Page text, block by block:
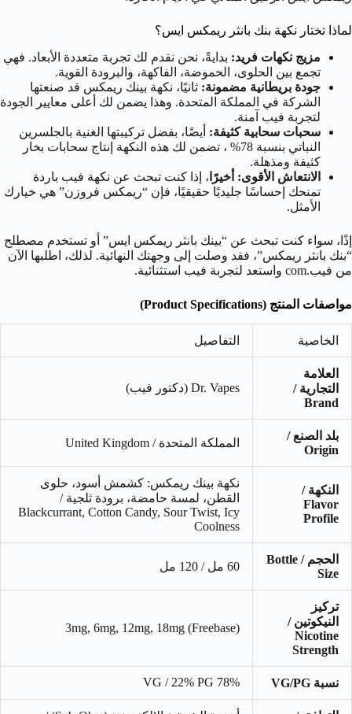
لماذا تختار نكهة بنك بانثر ريمكس ايس؟
مزيج نكهات فريد: بدايةً، نحن نقدم لك تجربة متعددة الأبعاد. فهي
تجمع بين الحلوى، الحموضة، الفاكهة، والبرودة القوية.
جودة بريطانية مضمونة: ثانيًا، نكهة بينك ريمكس قد صنعتها
الشركة في المملكة المتحدة. وهذا يضمن لك أعلى معايير الجودة
لتجربة فيب آمنة.
سحبات سحابية كثيفة: أيضًا، بفضل تركيبتها الغنية بالجلسرين
النباتي بنسبة 78%
، تضمن لك هذه النكهة إنتاج سحابات بخار
كثيفة ومذهلة.
الانتعاش الأقوى: أخيرًا ، إذا كنت تبحث عن نكهة فيب باردة
تمنحك إحساسًا جليديًا حقيقيًا، فإن “ريمكس فروزن” هي خيارك
الأمثل.
إذًا، سواء كنت تبحث عن “بينك بانثر ريمكس ايس” أو تستخدم مصطلح
“بنك بانثر ريمكس”، فقد وصلت إلى وجهتك النهائية. لذلك، اطلبها الآن
من فيب.com واستعد لتجربة فيب استثنائية.
مواصفات المنتج (Product Specifications)
الخاصية التفاصيل
العلامة
التجارية /
Brand
Dr. Vapes (دكتور فيب)
بلد الصنع /
Origin
المملكة المتحدة / United Kingdom
النكهة /
Flavor
Profile
نكهة بينك ريمكس: كشمش أسود، حلوى
القطن، لمسة حامضة، برودة ثلجية /
Blackcurrant, Cotton Candy, Sour Twist, Icy
Coolness
الحجم / Bottle
Size
60 مل / 120 مل
تركيز
النيكوتين /
Nicotine
Strength
3mg, 6mg, 12mg, 18mg (Freebase)
نسبة VG/PG 78%
22% PG